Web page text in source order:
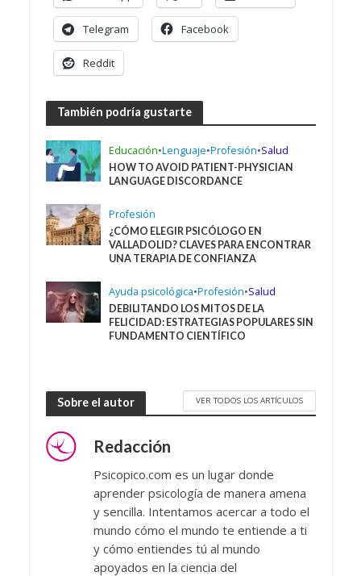
Telegram Facebook
Reddit
También podría gustarte
Educación•Lenguaje•Profesión•Salud
HOW TO AVOID PATIENT-PHYSICIAN
LANGUAGE DISCORDANCE
Profesión
¿CÓMO ELEGIR PSICÓLOGO EN
VALLADOLID? CLAVES PARA ENCONTRAR
UNA TERAPIA DE CONFIANZA
Ayuda psicológica•Profesión•Salud
DEBILITANDO LOS MITOS DE LA
FELICIDAD: ESTRATEGIAS POPULARES SIN
FUNDAMENTO CIENTÍFICO
Sobre el autor VER TODOS LOS ARTÍCULOS
Redacción
Psicopico.com es un lugar donde
aprender psicología de manera amena
y sencilla. Intentamos acercar a todo el
mundo cómo el mundo te entiende a ti
y cómo entiendes tú al mundo
apoyados en la ciencia del